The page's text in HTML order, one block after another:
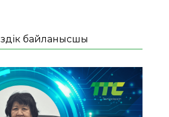
Үздік байланысшы